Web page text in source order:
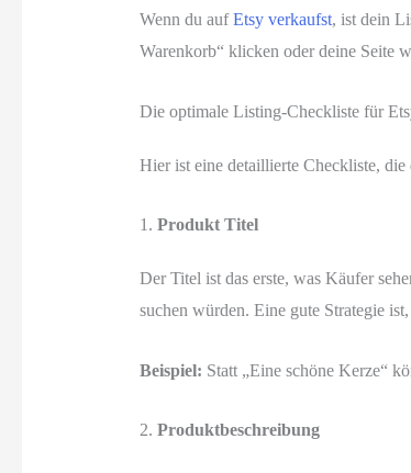
Wenn du aufEtsy verkaufst, ist dein
Warenkorb“ klicken oder deine Seite
Die optimale Listing-Checkliste für
Hier ist eine detaillierte Checkliste,
1. Produkt Titel
Der Titel ist das erste, was Käufer
suchen würden. Eine gute Strategie
Beispiel: Statt „Eine schöne Kerze“
2. Produktbeschreibung